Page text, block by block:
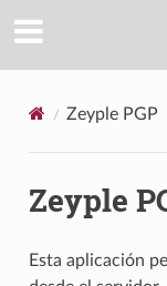
Zeyple PGP
Zeyple
Esta aplicación